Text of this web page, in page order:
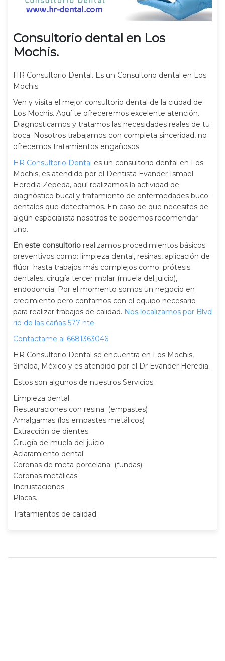
Consultorio dental en Los
Mochis.
HR Consultorio Dental. Es un Consultorio dental en Los
Mochis.
Ven y visita el mejor consultorio dental de la ciudad de
Los Mochis. Aquí te ofreceremos excelente atención.
Diagnosticamos y tratamos las necesidades reales de tu
boca. Nosotros trabajamos con completa sinceridad, no
ofrecemos tratamientos engañosos.
HR Consultorio Dental es un consultorio dental en Los
Mochis, es atendido por el Dentista Evander Ismael
Heredia Zepeda, aquí realizamos la actividad de
diagnóstico bucal y tratamiento de enfermedades buco-
dentales que detectamos. En caso de que necesites de
algún especialista nosotros te podemos recomendar
uno.
En este consultorio realizamos procedimientos básicos
preventivos como: limpieza dental, resinas, aplicación de
flúor hasta trabajos más complejos como: prótesis
dentales, cirugía tercer molar (muela del juicio),
endodoncia. Por el momento somos un negocio en
crecimiento pero contamos con el equipo necesario
para realizar trabajos de calidad. Nos localizamos por Blvd
rio de las cañas 577 nte
Contactame al 6681363046
HR Consultorio Dental se encuentra en Los Mochis,
Sinaloa, México y es atendido por el Dr Evander Heredia.
Estos son algunos de nuestros Servicios:
Limpieza dental.
Restauraciones con resina. (empastes)
Amalgamas (los empastes metálicos)
Extracción de dientes.
Cirugía de muela del juicio.
Aclaramiento dental.
Coronas de meta-porcelana. (fundas)
Coronas metálicas.
Incrustaciones.
Placas.
Tratamientos de calidad.